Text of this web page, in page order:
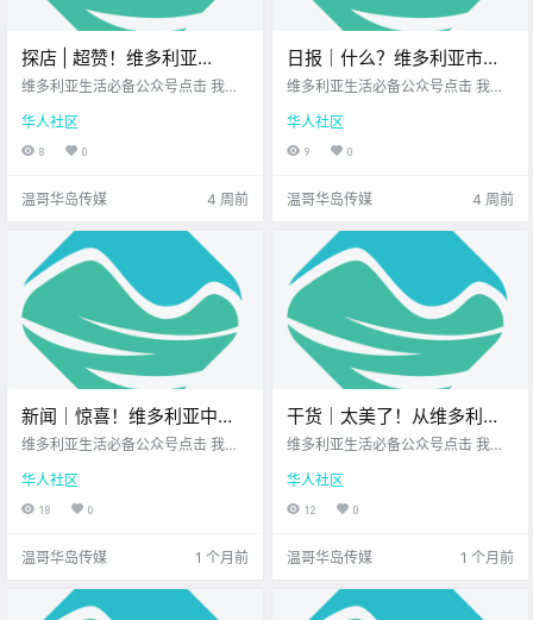
探店 | 超赞！维多利亚
downtown这家口碑爆棚的
还超懂亚洲胃！
维多利亚生活必备公众号点击 我在
一直在你身边维多利亚顶级科创学
校您值得信赖的地产经纪 上周末跟
很多人推荐过 .
华人社区
8 0
温哥华岛传媒 4 周前
日报｜什么？维多利亚市中
心发生随机袭击事件！BC省
吓！
维多利亚生活必备公众号点击 我在
一直在你身边北美最大亚洲超市您
值得信赖的地产经纪公元2026年7
报（.
华人社区
9 0
温哥华岛传媒 4 周前
新闻｜惊喜！维多利亚中餐
馆本周推出音乐沙龙晚宴！
端遇袭！
维多利亚生活必备公众号点击 我在
想一直在你身边北美最大亚洲超市
您值得信赖的地产经纪 大家周一好
看看吧！ .
华人社区
18 0
温哥华岛传媒 1 个月前
干货｜太美了！从维多利亚
出发，探秘华盛顿州的六处
维多利亚生活必备公众号点击 我在
想一直在你身边您值得信赖的地产
经纪 你可能以为从维多利亚 去温哥
哦！ 现在出.
华人社区
12 0
温哥华岛传媒 1 个月前